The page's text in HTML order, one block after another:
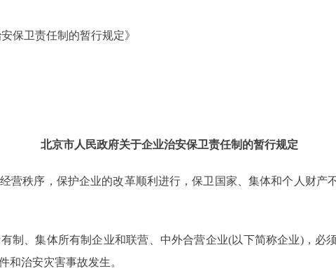
卫责任制的暂行规定》
北京市人民政府关于企业治安保卫责任制的暂行规定
秩序，保护企业的改革顺利进行，保卫国家、集体和个人财产
、集体所有制企业和联营、中外合营企业(以下简称企业)，必须
和治安灾害事故发生。